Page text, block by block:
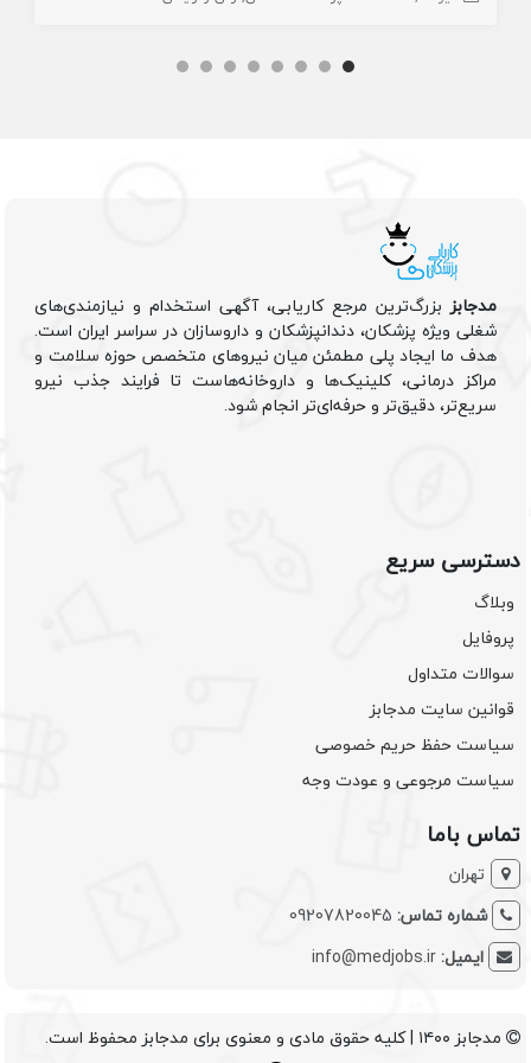
مدجابزبزرگ‌ترین مرجع کاریابی، آگهی استخدام و نیازمندی‌های
شغلی ویژه پزشکان، دندانپزشکان و داروسازان در سراسر ایران است.
هدف ما ایجاد پلی مطمئن میان نیروهای متخصص حوزه سلامت و
مراکز درمانی، کلینیک‌ها و داروخانه‌هاست تا فرایند جذب نیرو
سریع‌تر، دقیق‌تر و حرفه‌ای‌تر انجام شود.
دسترسی سریع
وبلاگ
پروفایل
سوالات متداول
قوانین سایت مدجابز
سیاست حفظ حریم خصوصی
سیاست مرجوعی و عودت وجه
تماس باما
تهران
شماره تماس: 09207820045
ایمیل:info@medjobs.ir
مدجابز ۱۴۰۰ | کلیه حقوق مادی و معنوی برای مدجابز محفوظ است.